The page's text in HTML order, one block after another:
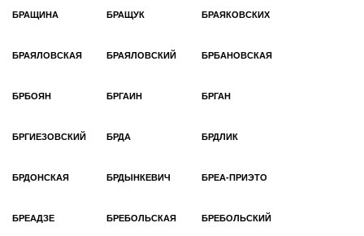
БРАЩИНА БРАЩУК БРАЯКОВСКИХ
БРАЯЛОВСКАЯ БРАЯЛОВСКИЙ БРБАНОВСКАЯ
БРБОЯН БРГАИН БРГАН
БРГИЕЗОВСКИЙ БРДА БРДЛИК
БРДОНСКАЯ БРДЫНКЕВИЧ БРЕА-ПРИЭТО
БРЕАДЗЕ БРЕБОЛЬСКАЯ БРЕБОЛЬСКИЙ